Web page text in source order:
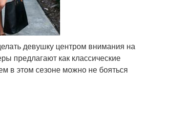
девушку центром внимания на
предлагают как классические
в этом сезоне можно не бояться